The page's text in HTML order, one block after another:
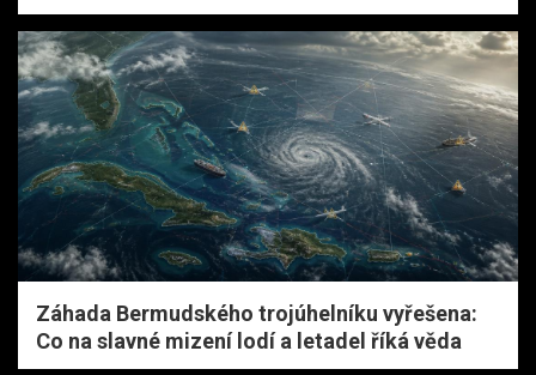
Záhada Bermudského trojúhelníku vyřešena:
Co na slavné mizení lodí a letadel říká věda